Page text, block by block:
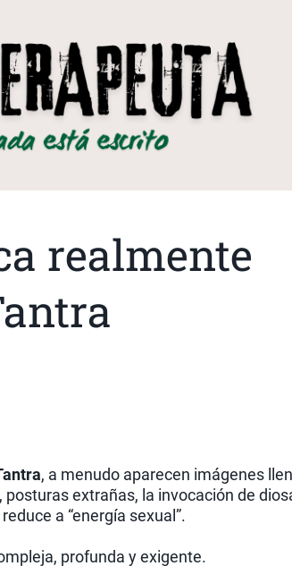
realmente
, a menudo aparecen imágenes
extrañas, la invocación de
a “energía sexual”.
profunda y exigente.